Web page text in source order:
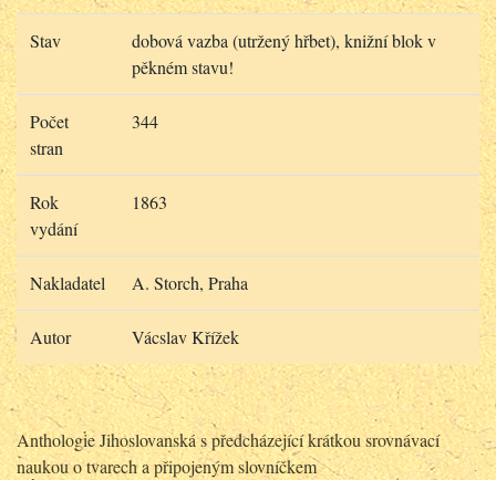
Stav
dobová vazba (utržený hřbet), knižní blok v
pěkném stavu!
Počet
stran
344
Rok
vydání
1863
Nakladatel A. Storch, Praha
Autor Vácslav Křížek
Anthologie Jihoslovanská s předcházející krátkou srovnávací
naukou o tvarech a připojeným slovníčkem